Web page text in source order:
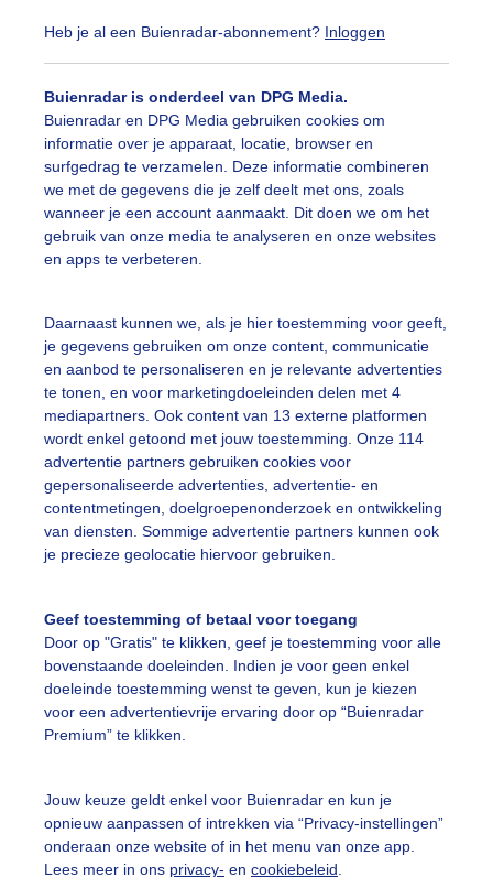
Heb je al een Buienradar-abonnement? Inloggen
Buienradar is onderdeel van DPG Media.
Buienradar en DPG Media gebruiken cookies om
informatie over je apparaat, locatie, browser en
surfgedrag te verzamelen. Deze informatie combineren
we met de gegevens die je zelf deelt met ons, zoals
wanneer je een account aanmaakt. Dit doen we om het
gebruik van onze media te analyseren en onze websites
en apps te verbeteren.
Daarnaast kunnen we, als je hier toestemming voor geeft,
je gegevens gebruiken om onze content, communicatie
en aanbod te personaliseren en je relevante advertenties
te tonen, en voor marketingdoeleinden delen met 4
mediapartners. Ook content van 13 externe platformen
wordt enkel getoond met jouw toestemming. Onze 114
advertentie partners gebruiken cookies voor
gepersonaliseerde advertenties, advertentie- en
contentmetingen, doelgroepenonderzoek en ontwikkeling
van diensten. Sommige advertentie partners kunnen ook
je precieze geolocatie hiervoor gebruiken.
Geef toestemming of betaal voor toegang
Door op "Gratis" te klikken, geef je toestemming voor alle
bovenstaande doeleinden. Indien je voor geen enkel
doeleinde toestemming wenst te geven, kun je kiezen
voor een advertentievrije ervaring door op “Buienradar
Premium” te klikken.
Jouw keuze geldt enkel voor Buienradar en kun je
opnieuw aanpassen of intrekken via “Privacy-instellingen”
onderaan onze website of in het menu van onze app.
Lees meer in ons privacy- en cookiebeleid
en zon zorgden voor een mooi contrast
Ton Wesselius Gemaakt: 21-10-2025, 44x bekeken
slideshow
Een moment
vragen
Mijn weer
De Bilt
Klikhierom dit aan te passen